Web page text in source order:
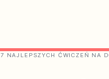
7 NAJLEPSZYCH ĆWICZEŃ NA